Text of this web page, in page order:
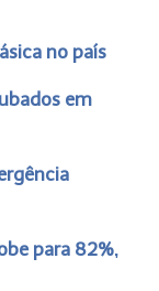
no país
em
para 82%,